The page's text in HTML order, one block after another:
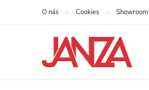
Prejsť na obsah
O nás Cookies Showroom